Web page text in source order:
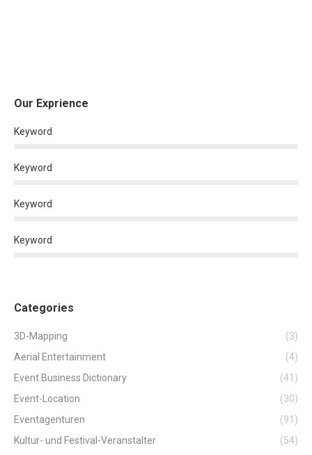
Our Exprience
Keyword
Keyword
Keyword
Keyword
Categories
3D-Mapping
(3)
Aerial Entertainment
(4)
Event Business Dictionary
(41)
Event-Location
(30)
Eventagenturen
(91)
Kultur- und Festival-Veranstalter
(54)